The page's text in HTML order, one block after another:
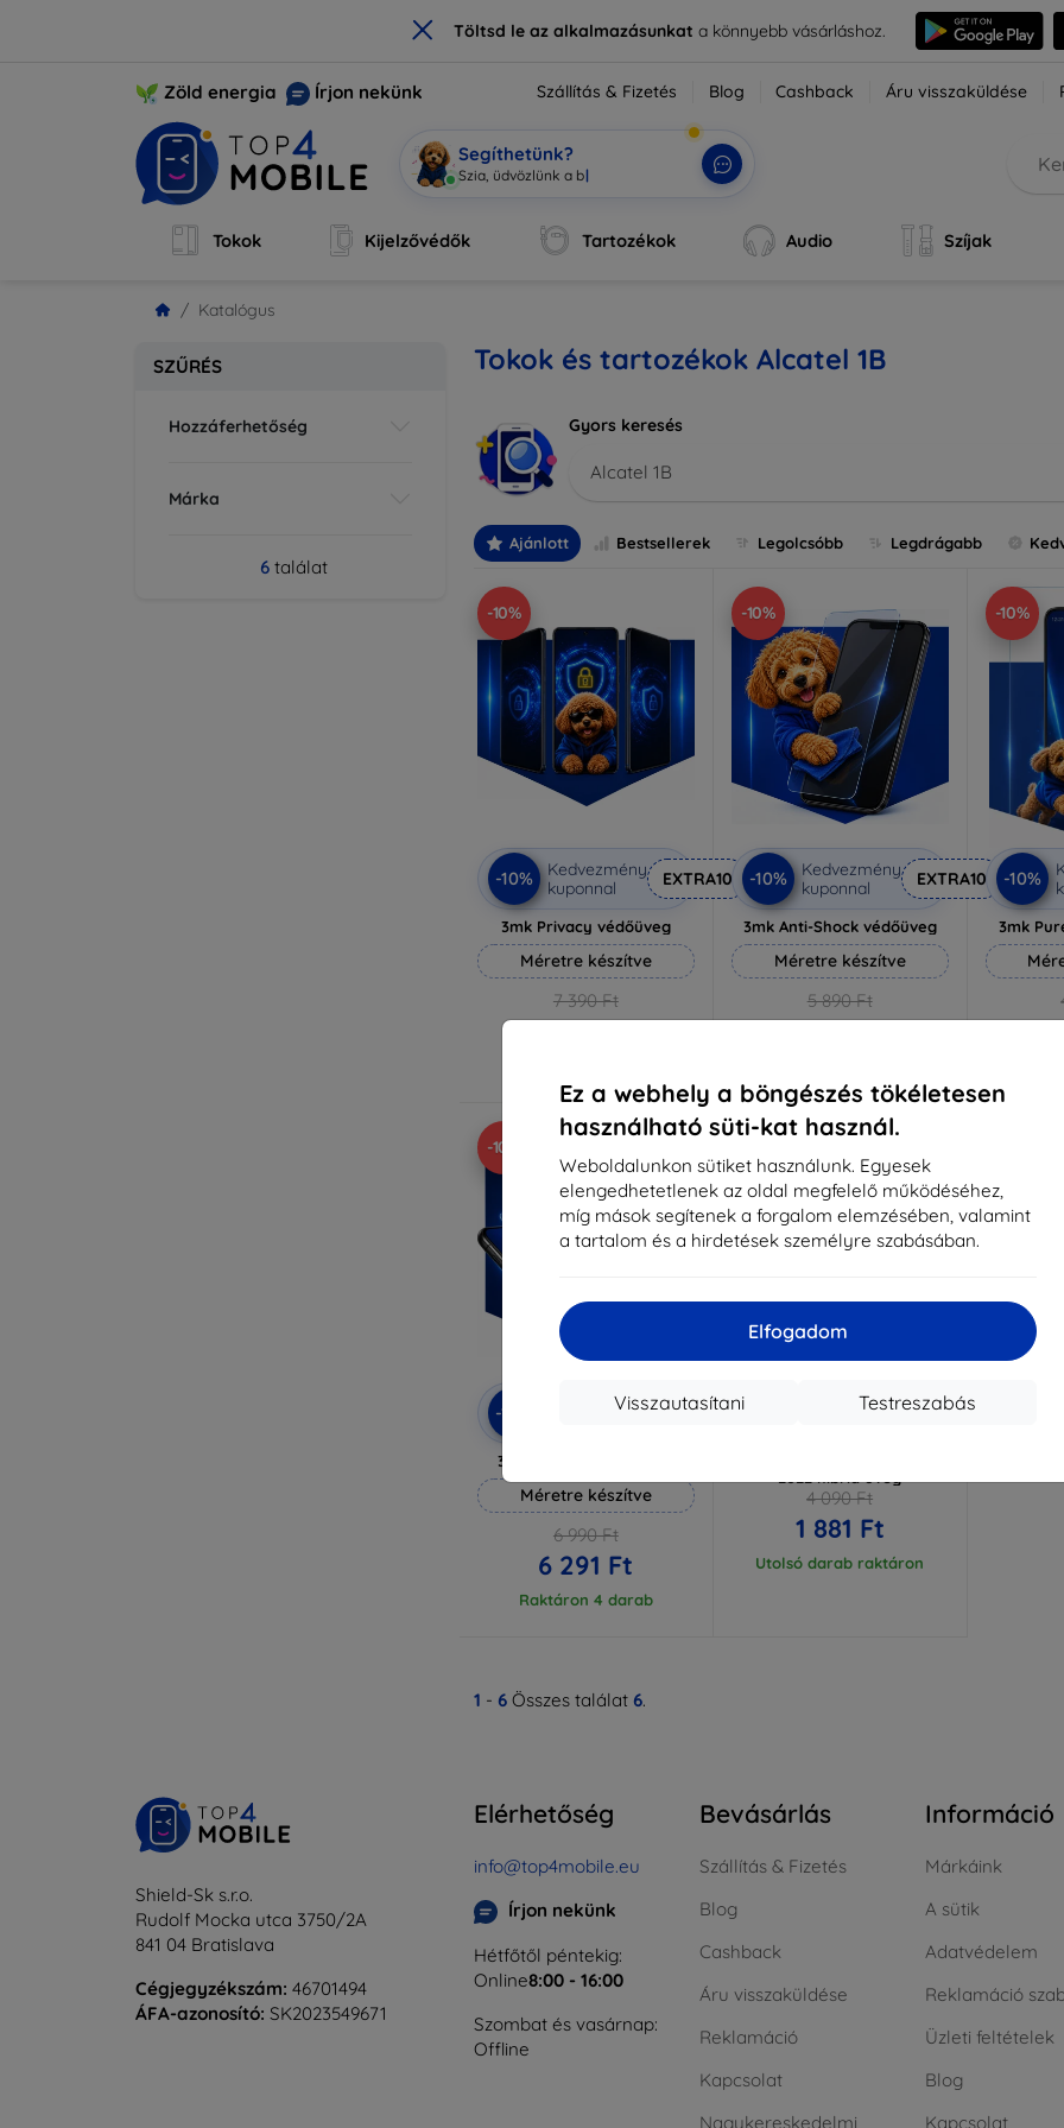
× Töltsd le az alkalmazásunkata könnyebb vásárláshoz.
Ez a webhely a böngészés tökéletesen
használható süti-kat használ.
Weboldalunkon sütiket használunk. Egyesek
elengedhetetlenek az oldal megfelelő működéséhez,
míg mások segítenek a forgalom elemzésében, valamint
a tartalom és a hirdetések személyre szabásában.
Elfogadom
Testreszabás
Visszautasítani
Zöld energia Írjon nekünk Szállítás & Fizetés Blog Cashback Áru visszaküldése
Segíthetünk?
Mob
Tokok Kijelzővédők Tartozékok Audio Szíjak
Katalógus
SZŰRÉS
Hozzáferhetőség
Márka
6találat
Tokok és tartozékok Alcatel 1B
Gyors keresés
Alcatel 1B
Ajánlott Bestsellerek Legolcsóbb Legdrágabb
-10%
-10%
Kedvezmény
kuponnal
EXTRA10
3mk Privacy védőüveg
Méretre készítve
7 390 Ft
6 651 Ft
-10%
-10%
Kedvezmény
kuponnal
EXTRA10
3mk Anti-Shock védőüveg
Méretre készítve
5 890 Ft
5 301 Ft
-10%
-10%
3mk
-10%
-10%
Kedvezmény
EXTRA10
3mk Hammer védőfólia
Méretre készítve
6 990 Ft
6 291 Ft
Raktáron 4 darab
Kedvezmény
EXTRA10
4 090 Ft
1 881 Ft
Utolsó darab raktáron
1 - 6 Összes találat 6.
Shield-Sk s.r.o.
Rudolf Mocka utca 3750/2A
841 04 Bratislava
Cégjegyzékszám: 46701494
ÁFA-azonosító: SK2023549671
Elérhetőség
info@top4mobile.eu
Írjon nekünk
Hétfőtől péntekig:
Online8:00 - 16:00
Szombat és vasárnap:
Offline
Bevásárlás
Szállítás & Fizetés
Blog
Cashback
Áru visszaküldése
Reklamáció
Kapcsolat
Nagykereskedelmi
Információ
Márkáink
A sütik
Adatvédelem
Reklamáció
Üzleti feltételek
Blog
Kapcsolat